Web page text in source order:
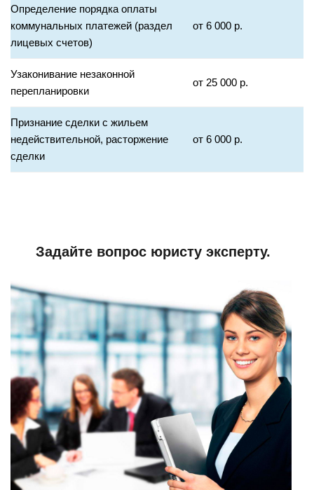
Определение порядка оплаты
коммунальных платежей (раздел
лицевых счетов)
от 6 000 р.
Узаконивание незаконной
перепланировки
от 25 000 р.
Признание сделки с жильем
недействительной, расторжение
сделки
от 6 000 р.
Задайте вопрос юристу эксперту.